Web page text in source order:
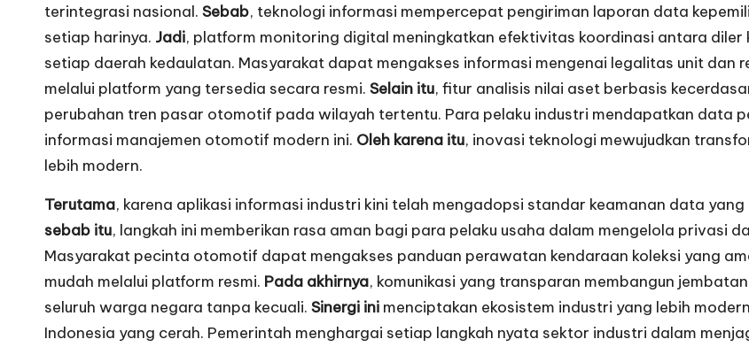
terintegrasi nasional. Sebab, teknologi informasi mempercepat pengiriman laporan data
setiap harinya. Jadi, platform monitoring digital meningkatkan efektivitas koordinasi antara
setiap daerah kedaulatan. Masyarakat dapat mengakses informasi mengenai legalitas unit dan
melalui platform yang tersedia secara resmi. Selain itu, fitur analisis nilai aset berbasis
perubahan tren pasar otomotif pada wilayah tertentu. Para pelaku industri mendapatkan data
informasi manajemen otomotif modern ini. Oleh karena itu, inovasi teknologi mewujudkan
lebih modern.
Terutama, karena aplikasi informasi industri kini telah mengadopsi standar keamanan data
sebab itu, langkah ini memberikan rasa aman bagi para pelaku usaha dalam mengelola privasi
Masyarakat pecinta otomotif dapat mengakses panduan perawatan kendaraan koleksi yang
mudah melalui platform resmi. Pada akhirnya, komunikasi yang transparan membangun
seluruh warga negara tanpa kecuali. Sinergi ini menciptakan ekosistem industri yang lebih
Indonesia yang cerah. Pemerintah menghargai setiap langkah nyata sektor industri dalam